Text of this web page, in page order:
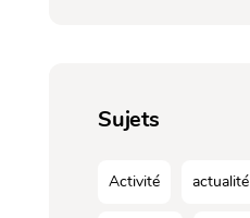
Sujets
Activité actualité